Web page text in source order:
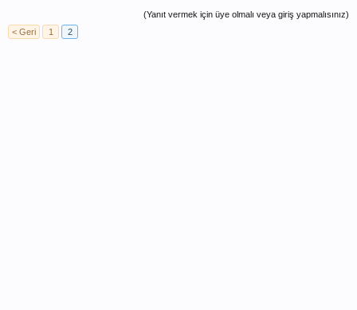
(Yanıt vermek için üye olmalı veya giriş yapmalısınız)
< Geri
1 2